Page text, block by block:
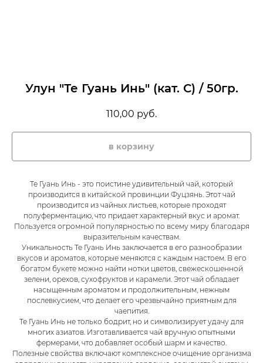
Улун "Те Гуань Инь" (кат. С) / 50гр.
110,00 руб.
в корзину
Те Гуань Инь - это поистине удивительный чай, который
производится в китайской провинции Фуцзянь. Этот чай
производится из чайных листьев, которые проходят
полуферментацию, что придает характерный вкус и аромат.
Пользуется огромной популярностью по всему миру благодаря
выразительным качествам.
Уникальность Те Гуань Инь заключается в его разнообразии
вкусов и ароматов, которые меняются с каждым настоем. В его
богатом букете можно найти нотки цветов, свежескошенной
зелени, орехов, сухофруктов и карамели. Этот чай обладает
насыщенным ароматом и продолжительным, нежным
послевкусием, что делает его чрезвычайно приятным для
чаепития.
Те Гуань Инь не только бодрит, но и символизирует удачу для
многих азиатов. Изготавливается чай вручную опытными
фермерами, что добавляет особый шарм и качество.
Полезные свойства включают комплексное очищение организма